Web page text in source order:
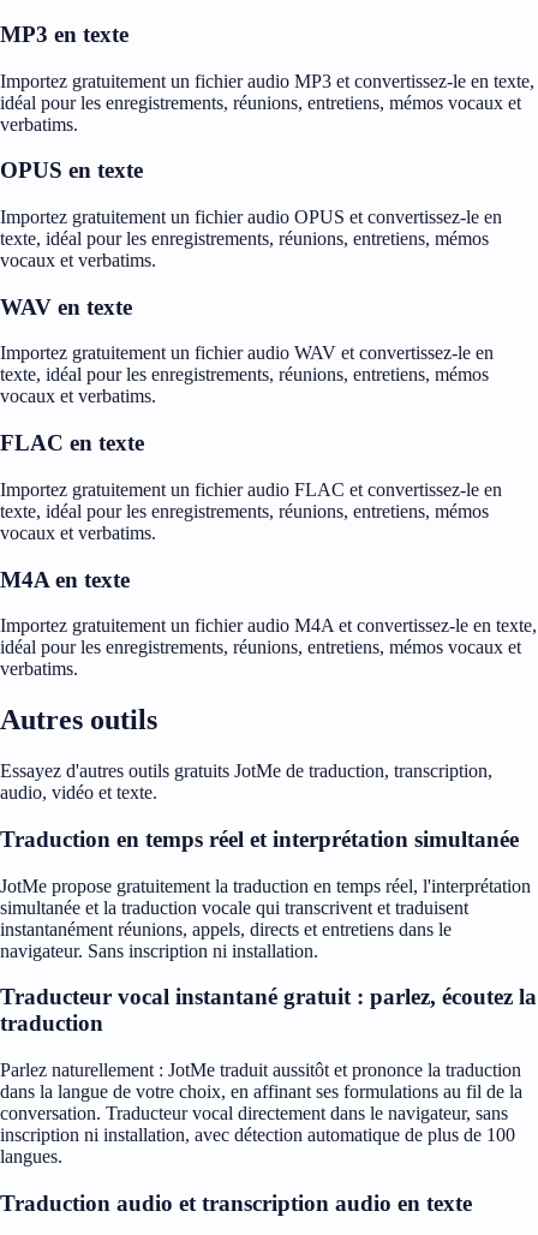
MP3 en texte
Importez gratuitement un fichier audio MP3 et convertissez-le en texte,
idéal pour les enregistrements, réunions, entretiens, mémos vocaux et
verbatims.
OPUS en texte
Importez gratuitement un fichier audio OPUS et convertissez-le en
texte, idéal pour les enregistrements, réunions, entretiens, mémos
vocaux et verbatims.
WAV en texte
Importez gratuitement un fichier audio WAV et convertissez-le en
texte, idéal pour les enregistrements, réunions, entretiens, mémos
vocaux et verbatims.
FLAC en texte
Importez gratuitement un fichier audio FLAC et convertissez-le en
texte, idéal pour les enregistrements, réunions, entretiens, mémos
vocaux et verbatims.
M4A en texte
Importez gratuitement un fichier audio M4A et convertissez-le en texte,
idéal pour les enregistrements, réunions, entretiens, mémos vocaux et
verbatims.
Autres outils
Essayez d'autres outils gratuits JotMe de traduction, transcription,
audio, vidéo et texte.
Traduction en temps réel et interprétation simultanée
JotMe propose gratuitement la traduction en temps réel, l'interprétation
simultanée et la traduction vocale qui transcrivent et traduisent
instantanément réunions, appels, directs et entretiens dans le
navigateur. Sans inscription ni installation.
Traducteur vocal instantané gratuit : parlez, écoutez la
traduction
Parlez naturellement : JotMe traduit aussitôt et prononce la traduction
dans la langue de votre choix, en affinant ses formulations au fil de la
conversation. Traducteur vocal directement dans le navigateur, sans
inscription ni installation, avec détection automatique de plus de 100
langues.
Traduction audio et transcription audio en texte